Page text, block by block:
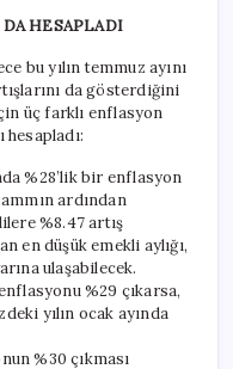
HESAPLADI
bu yılın temmuz ayını
da gösterdiğini
üç farklı enflasyon
%28’lik bir enflasyon
ardından
%8.47 artış
en düşük emekli aylığı,
ulaşabilecek.
%29 çıkarsa,
yılın ocak ayında
%30 çıkması